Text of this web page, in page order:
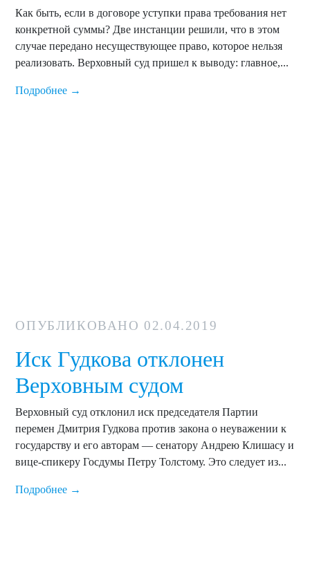
Как быть, если в договоре уступки права требования нет
конкретной суммы? Две инстанции решили, что в этом
случае передано несуществующее право, которое нельзя
реализовать. Верховный суд пришел к выводу: главное,...
Подробнее →
ОПУБЛИКОВАНО 02.04.2019
Иск Гудкова отклонен
Верховным судом
Верховный суд отклонил иск председателя Партии
перемен Дмитрия Гудкова против закона о неуважении к
государству и его авторам — сенатору Андрею Клишасу и
вице-спикеру Госдумы Петру Толстому. Это следует из...
Подробнее →